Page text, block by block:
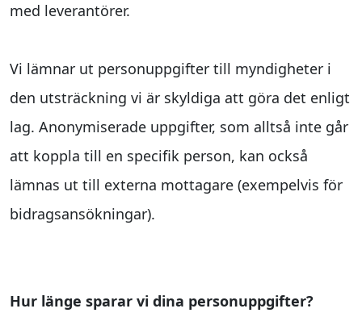
med leverantörer.
Vi lämnar ut personuppgifter till myndigheter i
den utsträckning vi är skyldiga att göra det enligt
lag. Anonymiserade uppgifter, som alltså inte går
att koppla till en specifik person, kan också
lämnas ut till externa mottagare (exempelvis för
bidragsansökningar).
Hur länge sparar vi dina personuppgifter?